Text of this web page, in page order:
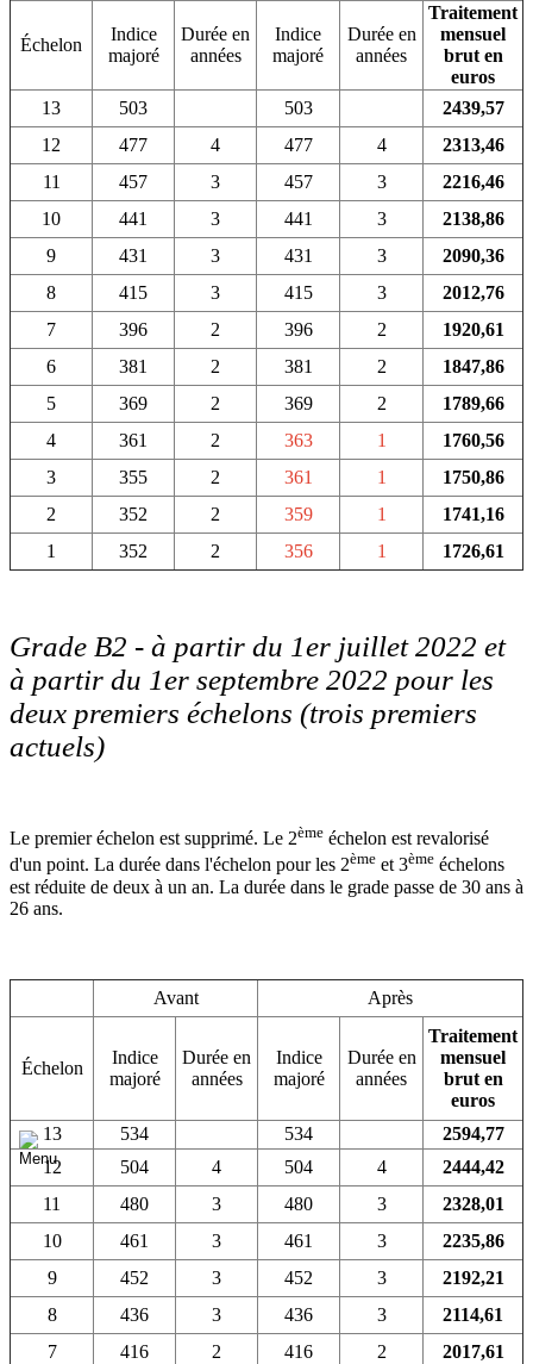
Échelon
Indice
majoré
Durée en
années
Indice
majoré
Durée en
années
Traitement
mensuel
brut en
euros
13
503 503
2439,57
12
477 4 477 4
2313,46
11
457 3 457 3
2216,46
10
441 3 441 3
2138,86
9
431 3 431 3
2090,36
8
415 3 415 3
2012,76
7
396 2 396 2
1920,61
6
381 2 381 2
1847,86
5
369 2 369 2
1789,66
4
361 2 363 1
1760,56
3
355 2 361 1
1750,86
2
352 2 359 1
1741,16
1
352 2 356 1 1726,61
Grade B2 - à partir du 1er juillet 2022 et
à partir du 1er septembre 2022 pour les
deux premiers échelons (trois premiers
actuels)
Le premier échelon est supprimé. Le 2ème échelon est revalorisé
d'un point. La durée dans l'échelon pour les 2ème et 3ème échelons
est réduite de deux à un an. La durée dans le grade passe de 30 ans à
26 ans.
Avant Après
Échelon
Indice
majoré
Durée en
années
Indice
majoré
Durée en
années
Traitement
mensuel
brut en
euros
13
534 534
2594,77
12
504 4 504 4
2444,42
11
480 3 480 3
2328,01
10
461 3 461 3
2235,86
9
452 3 452 3
2192,21
8
436 3 436 3
2114,61
7
416 2 416 2 2017,61